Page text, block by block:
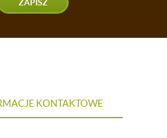
ZAPISZ
KONTAKTOWE